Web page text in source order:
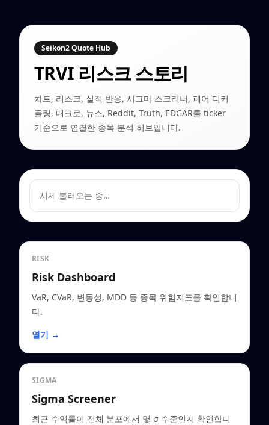
Seikon2 Quote Hub
TRVI 리스크 스토리
차트, 리스크, 실적 반응, 시그마 스크리너, 페어 디커
플링, 매크로, 뉴스, Reddit, Truth, EDGAR를 ticker
기준으로 연결한 종목 분석 허브입니다.
시세 불러오는 중…
RISK
Risk Dashboard
VaR, CVaR, 변동성, MDD 등 종목 위험지표를 확인합니
다.
열기 →
SIGMA
Sigma Screener
최근 수익률이 전체 분포에서 몇 σ 수준인지 확인합니